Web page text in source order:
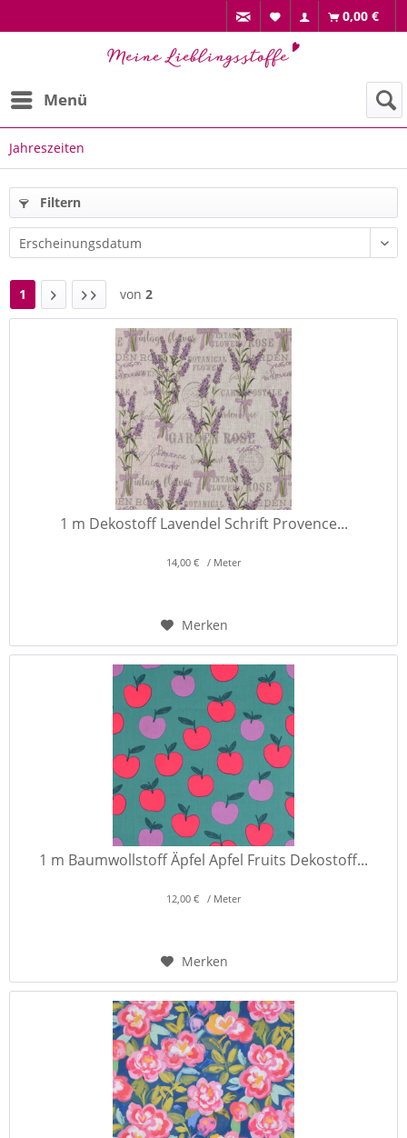
0,00 €
Menü
Jahreszeiten
Filtern
1 von 2
1 m Dekostoff Lavendel Schrift Provence...
14,00 € / Meter
Merken
1 m Baumwollstoff Äpfel Apfel Fruits Dekostoff...
12,00 € / Meter
Merken